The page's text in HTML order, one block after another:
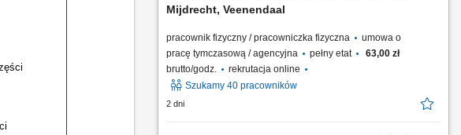
Mijdrecht, Veenendaal
pracownik fizyczny / pracowniczka fizyczna
umowa o
pracę tymczasową / agencyjna
pełny etat
63,00 zł
brutto/godz.
rekrutacja online
Szukamy 40 pracowników
2 dni